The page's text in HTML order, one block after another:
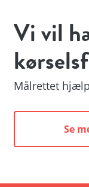
Vi vil
Målrettet
Se